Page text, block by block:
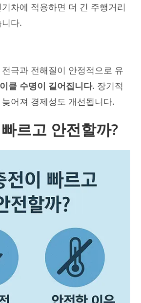
기차에 적용하면 더 긴 주행거리
다.
전극과 전해질이 안정적으로 유
클 수명이 길어집니다. 장기적
어져 경제성도 개선됩니다.
르고 안전할까?